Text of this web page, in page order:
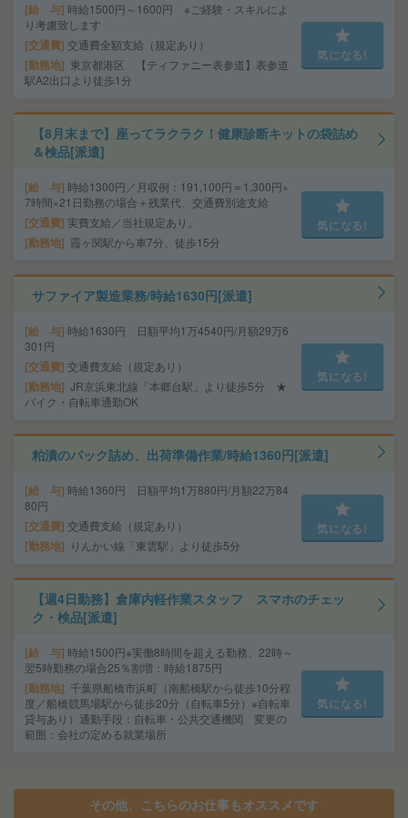
給 与 時給1500円～1600円 ※ご経験・スキルによ
り考慮致します
交通費 交通費全額支給（規定あり）
勤務地
東京都港区 【ティファニー表参道】表参道
駅A2出口より徒歩1分
気になる!
【8月末まで】座ってラクラク！健康診断キットの袋詰め
＆検品[派遣]
給 与 時給1300円／月収例：191,100円＝1,300円×
7時間×21日勤務の場合＋残業代、交通費別途支給
交通費 実費支給／当社規定あり。
勤務地 霞ヶ関駅から車7分、徒歩15分
気になる!
サファイア製造業務/時給1630円[派遣]
給 与 時給1630円 日額平均1万4540円/月額29万6
301円
交通費 交通費支給（規定あり）
勤務地 JR京浜東北線「本郷台駅」より徒歩5分 ★
バイク・自転車通勤OK
気になる!
粕漬のパック詰め、出荷準備作業/時給1360円[派遣]
給 与 時給1360円 日額平均1万880円/月額22万84
80円
交通費 交通費支給（規定あり）
勤務地 りんかい線「東雲駅」より徒歩5分
気になる!
【週4日勤務】倉庫内軽作業スタッフ スマホのチェッ
ク・検品[派遣]
給 与 時給1500円※実働8時間を超える勤務、22時～
翌5時勤務の場合25％割増：時給1875円
勤務地 千葉県船橋市浜町（南船橋駅から徒歩10分程
度／船橋競馬場駅から徒歩20分（自転車5分）※自転車
貸与あり）通勤手段：自転車・公共交通機関 変更の
範囲：会社の定める就業場所
気になる!
その他、こちらのお仕事もオススメです